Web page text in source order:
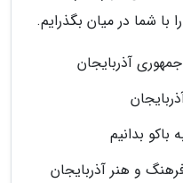
آذربایجان
بدانیم
و هنر آذربایجان